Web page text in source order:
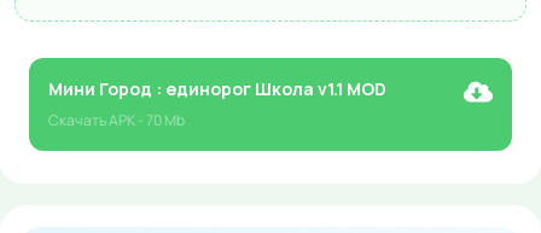
Мини Город : единорог Школа v1.1 MOD
СкачатьAPK- 70 Mb